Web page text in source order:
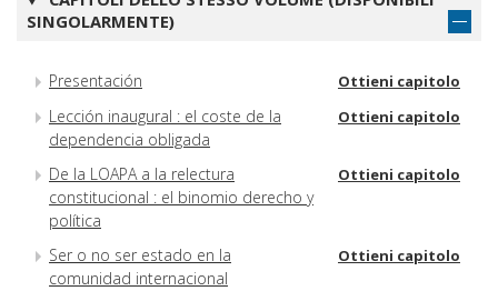
SINGOLARMENTE)
Presentación Ottieni capitolo
Lección inaugural : el coste de la
dependencia obligada
Ottieni capitolo
De la LOAPA a la relectura
constitucional : el binomio derecho y
política
Ottieni capitolo
Ser o no ser estado en la
comunidad internacional
Ottieni capitolo